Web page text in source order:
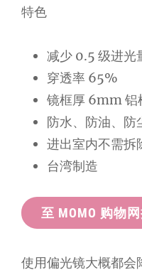
特色
减少 0.5 级进光
穿透率 65%
镜框厚 6mm 铝
防水、防油、防
进出室内不需拆
台湾制造
至 MOMO 购物
使用偏光镜大概都会